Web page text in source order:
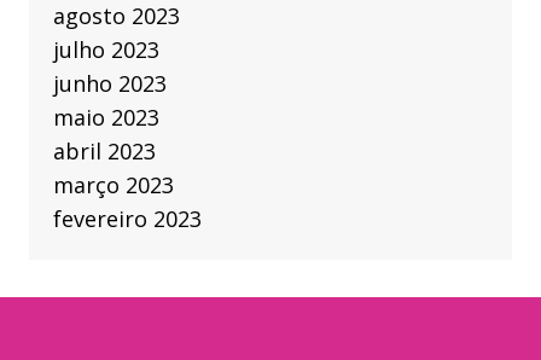
agosto 2023
julho 2023
junho 2023
maio 2023
abril 2023
março 2023
fevereiro 2023